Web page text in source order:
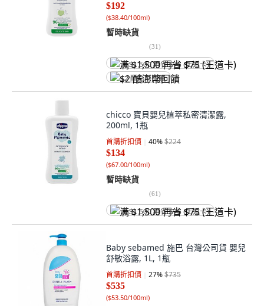
$192
($38.40/100ml)
暫時缺貨
(31)
满 $1,500 再省 $75 (王道卡)
$2 酷澎幣回饋
chicco 寶貝嬰兒植萃私密清潔露,
200ml, 1瓶
首購折扣價 40%$224
$134
($67.00/100ml)
暫時缺貨
(61)
满 $1,500 再省 $75 (王道卡)
Baby sebamed 施巴 台灣公司貨 嬰兒
舒敏浴露, 1L, 1瓶
首購折扣價 27%$735
$535
($53.50/100ml)